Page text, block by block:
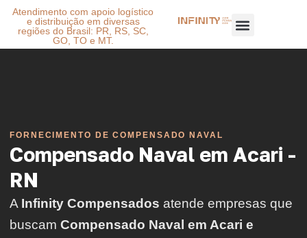
Atendimento com apoio logístico
e distribuição em diversas
regiões do Brasil: PR, RS, SC,
GO, TO e MT.
FORNECIMENTO DE COMPENSADO NAVAL
Compensado Naval em Acari -
RN
A Infinity Compensados atende empresas que
buscam Compensado Naval em Acari e